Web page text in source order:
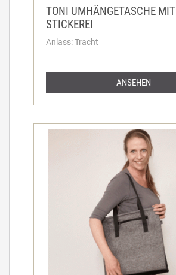
TONI UMHÄNGETASCHE MIT
STICKEREI
Anlass: Tracht
ANSEHEN